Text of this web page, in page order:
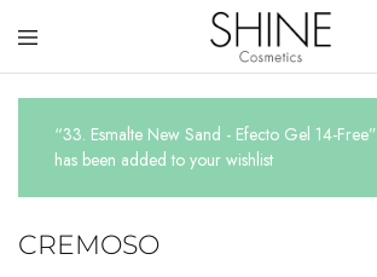
Shine
Cosmetics
You
Shine
“33. Esmalte New Sand - Efecto Gel 14-Free”
has been added to your wishlist
CREMOSO